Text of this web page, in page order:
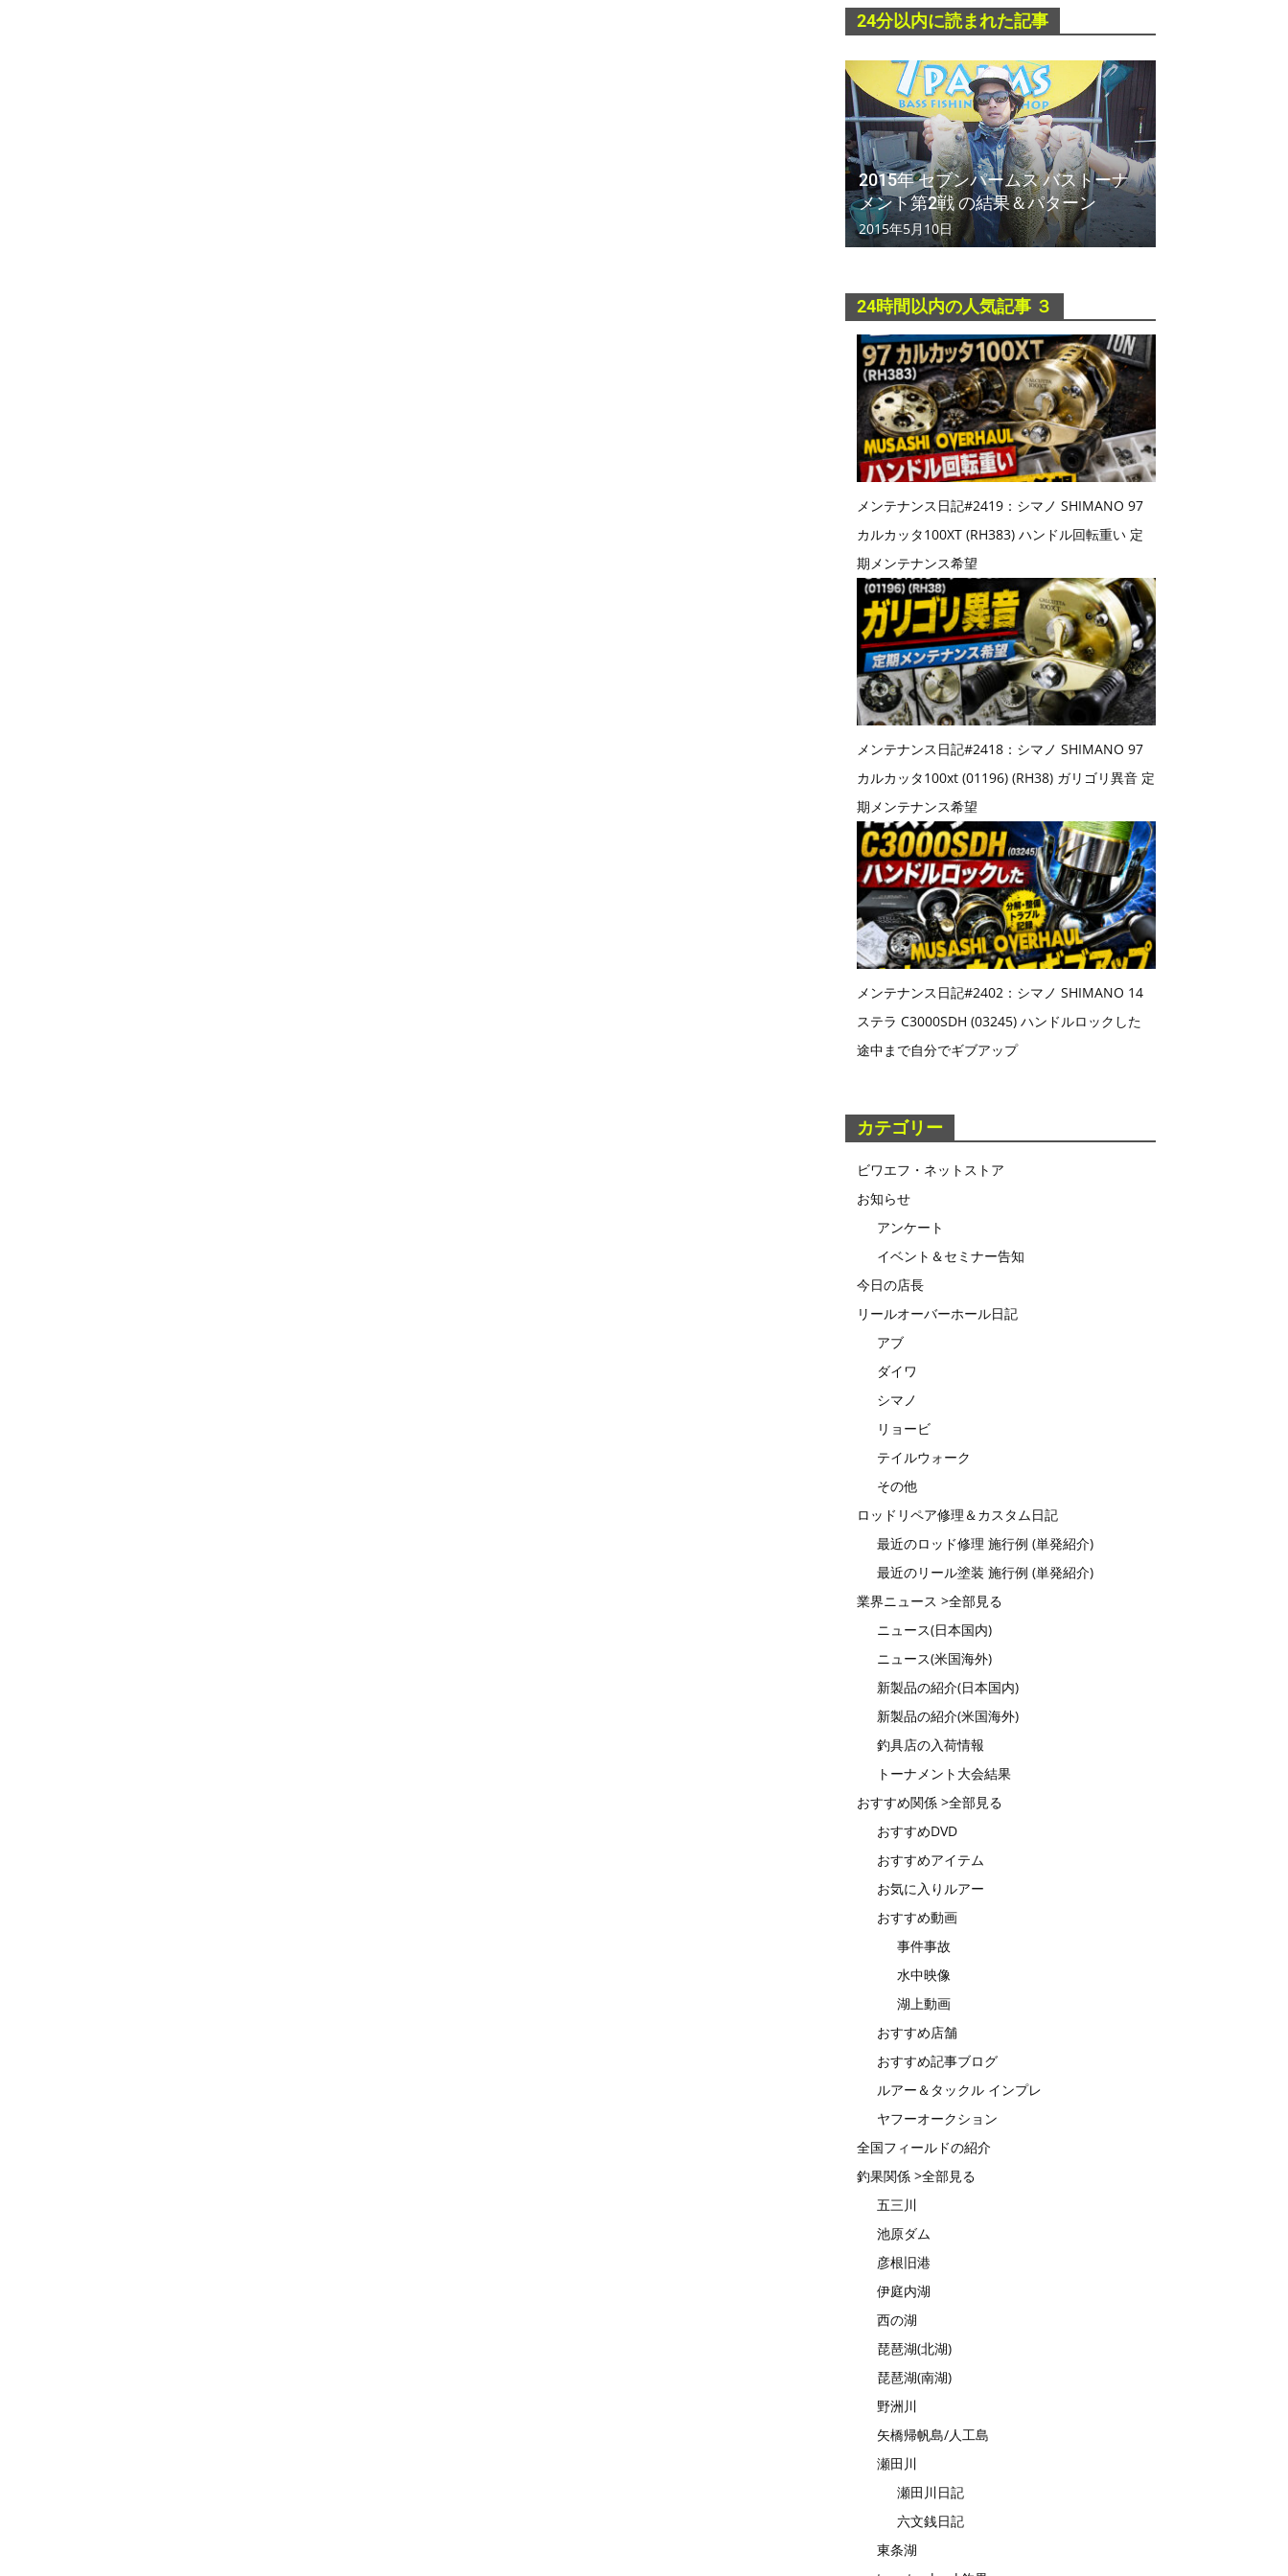
24分以内に読まれた記事
2015年 セブンパームス バストーナ
メント第2戦 の結果＆パターン
2015年5月10日
24時間以内の人気記事 ３
メンテナンス日記#2419：シマノ SHIMANO 97
カルカッタ100XT (RH383) ハンドル回転重い 定
期メンテナンス希望
メンテナンス日記#2418：シマノ SHIMANO 97
カルカッタ100xt (01196) (RH38) ガリゴリ異音 定
期メンテナンス希望
メンテナンス日記#2402：シマノ SHIMANO 14
ステラ C3000SDH (03245) ハンドルロックした
途中まで自分でギブアップ
カテゴリー
ビワエフ・ネットストア
お知らせ
アンケート
イベント＆セミナー告知
今日の店長
リールオーバーホール日記
アブ
ダイワ
シマノ
リョービ
テイルウォーク
その他
ロッドリペア修理＆カスタム日記
最近のロッド修理 施行例 (単発紹介)
最近のリール塗装 施行例 (単発紹介)
業界ニュース >全部見る
ニュース(日本国内)
ニュース(米国海外)
新製品の紹介(日本国内)
新製品の紹介(米国海外)
釣具店の入荷情報
トーナメント大会結果
おすすめ関係 >全部見る
おすすめDVD
おすすめアイテム
お気に入りルアー
おすすめ動画
事件事故
水中映像
湖上動画
おすすめ店舗
おすすめ記事ブログ
ルアー＆タックル インプレ
ヤフーオークション
全国フィールドの紹介
釣果関係 >全部見る
五三川
池原ダム
彦根旧港
伊庭内湖
西の湖
琵琶湖(北湖)
琵琶湖(南湖)
野洲川
矢橋帰帆島/人工島
瀬田川
瀬田川日記
六文銭日記
東条湖